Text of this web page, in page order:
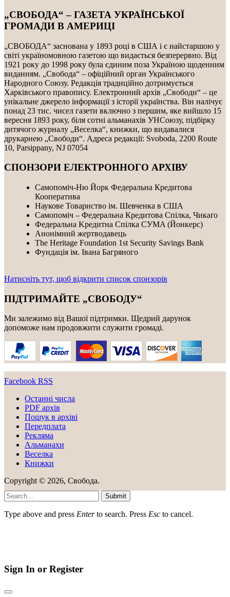
„СВОБОДА“ – ГАЗЕТА УКРАЇНСЬКОЇ
ГРОМАДИ В АМЕРИЦІ
„СВОБОДА“ заснована у 1893 році в США і є найстаршою у
світі україномовною газетою що видається безперервно. Від
1921 року до 1998 року була єдиним поза Україною щоденним
виданням. „Свобода“ – офіційний орган Українського
Народного Союзу. Редакція традиційно дотримується
Харківського правопису. Електронний архів „Свободи“ – це
унікальне джерело інформації з історії українства. Він налічує
понад 23 тис. чисел газети включно з першим, яке вийшло 15
вересня 1893 року, біля сотні альманахів УНСоюзу, підбірку
дитячого журналу „Веселка“, книжки, що видавалися
друкарнею „Свободи“. Адреса редакції: Svoboda, 2200 Route
10, Parsippany, NJ 07054
СПОНЗОРИ ЕЛЕКТРОННОГО АРХІВУ
Самопоміч-Ню Йорк Федеральна Кредитова
Кооператива
Наукове Товариство ім. Шевченка в США
Самопоміч – Федеральна Кредитова Спілка, Чикаґо
Федеральнa Kредитнa Спілка CУMA (Йонкерс)
Анонімний жертводавець
The Heritage Foundation 1st Security Savings Bank
Фундація ім. Івана Багряного
Натисніть тут, щоб відкрити список спонзорів
ПІДТРИМАЙТЕ „СВОБОДУ“
Ми залежимо від Вашої підтримки. Щедрий дарунок
допоможе нам продовжити служити громаді.
Facebook RSS
Останні числа
PDF архів
Пошук в архіві
Передплата
Рекляма
Альманахи
Веселка
Книжки
Copyright © 2026, Свобода.
Submit
Type above and press Enterto search. Press Esc to cancel.
Sign In or Register